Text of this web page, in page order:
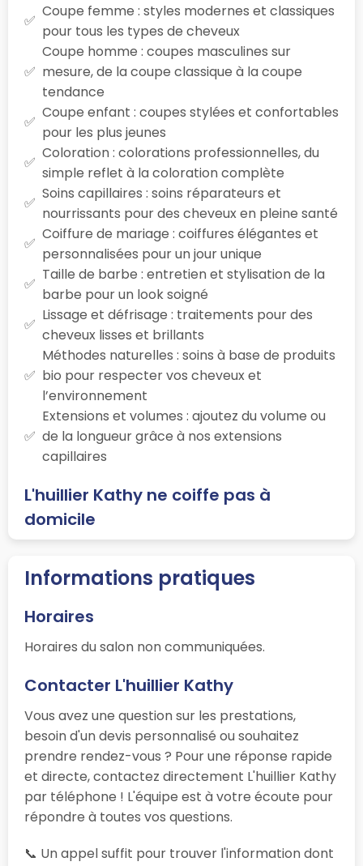
Coupe femme : styles modernes et classiques
pour tous les types de cheveux
Coupe homme : coupes masculines sur
mesure, de la coupe classique à la coupe
tendance
Coupe enfant : coupes stylées et confortables
pour les plus jeunes
Coloration : colorations professionnelles, du
simple reflet à la coloration complète
Soins capillaires : soins réparateurs et
nourrissants pour des cheveux en pleine santé
Coiffure de mariage : coiffures élégantes et
personnalisées pour un jour unique
Taille de barbe : entretien et stylisation de la
barbe pour un look soigné
Lissage et défrisage : traitements pour des
cheveux lisses et brillants
Méthodes naturelles : soins à base de produits
bio pour respecter vos cheveux et
l’environnement
Extensions et volumes : ajoutez du volume ou
de la longueur grâce à nos extensions
capillaires
L'huillier Kathy ne coiffe pas à
domicile
Informations pratiques
Horaires
Horaires du salon non communiquées.
Contacter L'huillier Kathy
Vous avez une question sur les prestations,
besoin d'un devis personnalisé ou souhaitez
prendre rendez-vous ? Pour une réponse rapide
et directe, contactez directement L'huillier Kathy
par téléphone ! L'équipe est à votre écoute pour
répondre à toutes vos questions.
📞 Un appel suffit pour trouver l'information dont